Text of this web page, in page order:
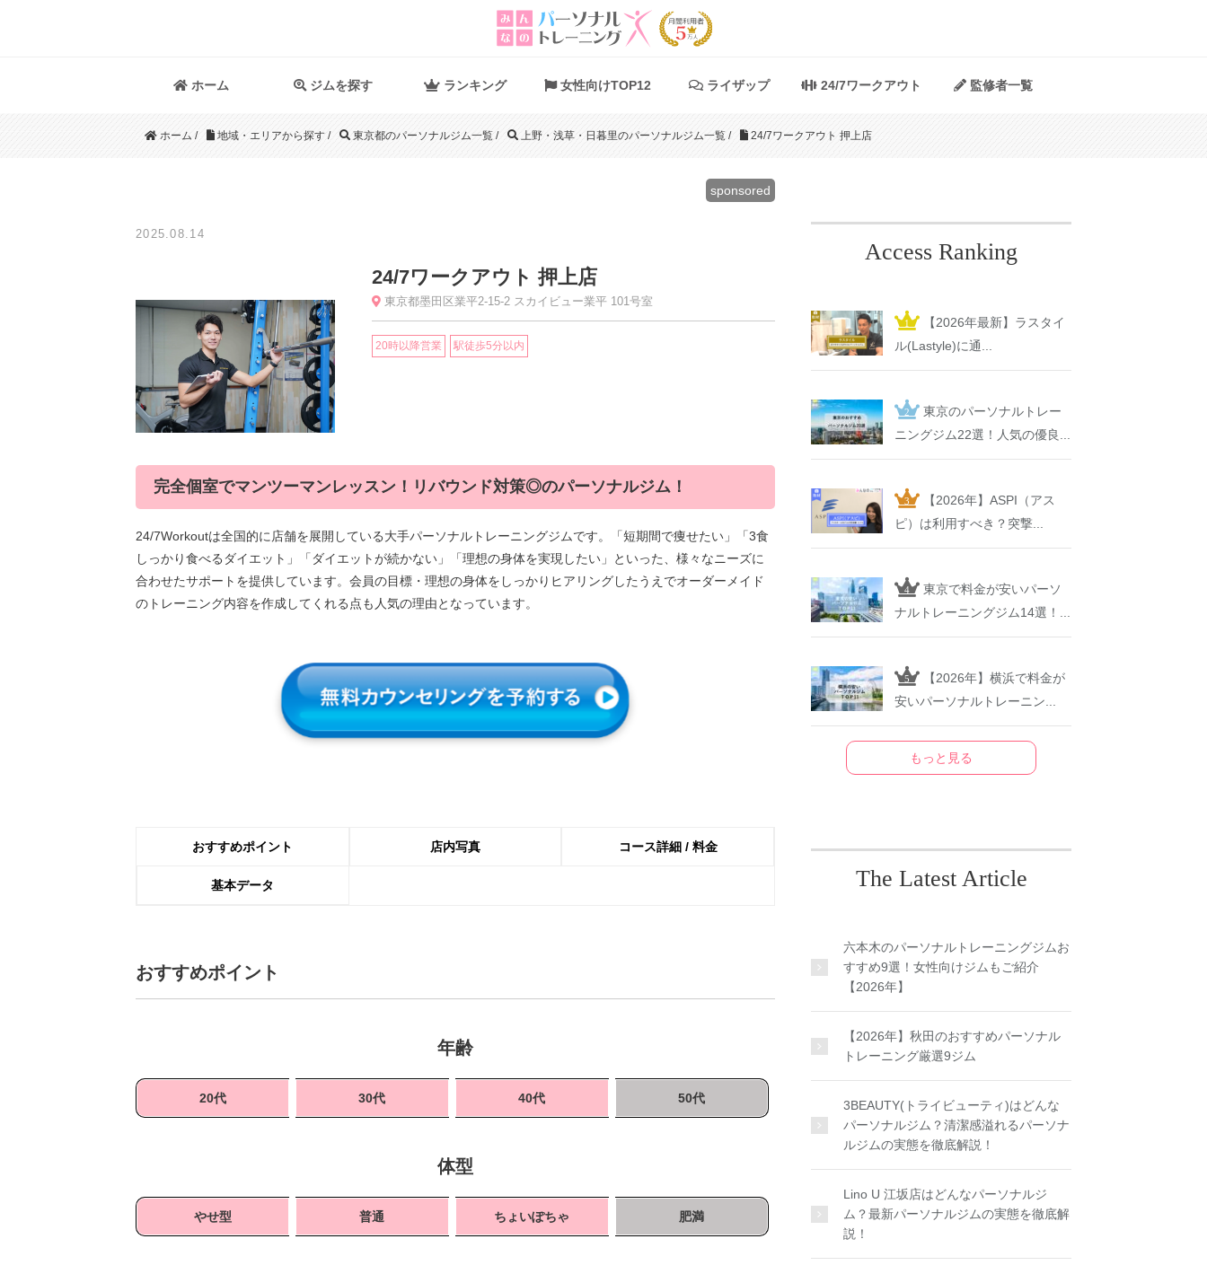
ホーム ジムを探す ランキング 女性向けTOP12 ライザップ 24/7ワークアウト 監修者一覧
ホーム / 地域・エリアから探す / 東京都のパーソナルジム一覧 / 上野・浅草・日暮里のパーソナルジム一覧 / 24/7ワークアウト 押上店
sponsored
2025.08.14
24/7ワークアウト 押上店
東京都墨田区業平2-15-2 スカイビュー業平 101号室
20時以降営業 駅徒歩5分以内
完全個室でマンツーマンレッスン！リバウンド対策◎のパーソナルジム！
24/7Workoutは全国的に店舗を展開している大手パーソナルトレーニングジムです。「短期間で痩せたい」「3食
しっかり食べるダイエット」「ダイエットが続かない」「理想の身体を実現したい」といった、様々なニーズに
合わせたサポートを提供しています。会員の目標・理想の身体をしっかりヒアリングしたうえでオーダーメイド
のトレーニング内容を作成してくれる点も人気の理由となっています。
おすすめポイント 店内写真 コース詳細 / 料金
基本データ
おすすめポイント
年齢
20代 30代 40代 50代
体型
やせ型 普通 ちょいぽちゃ 肥満
Access Ranking
【2026年最新】ラスタイ
ル(Lastyle)に通...
東京のパーソナルトレー
ニングジム22選！人気の優良...
【2026年】ASPI（アス
ピ）は利用すべき？突撃...
東京で料金が安いパーソ
ナルトレーニングジム14選！...
【2026年】横浜で料金が
安いパーソナルトレーニン...
もっと見る
The Latest Article
六本木のパーソナルトレーニングジムお
すすめ9選！女性向けジムもご紹介
【2026年】
【2026年】秋田のおすすめパーソナル
トレーニング厳選9ジム
3BEAUTY(トライビューティ)はどんな
パーソナルジム？清潔感溢れるパーソナ
ルジムの実態を徹底解説！
Lino U 江坂店はどんなパーソナルジ
ム？最新パーソナルジムの実態を徹底解
説！